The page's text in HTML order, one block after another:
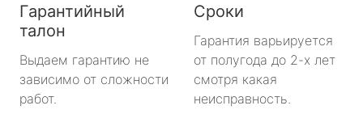
Гарантийный
талон
Выдаем гарантию не
зависимо от сложности
работ.
Сроки
Гарантия варьируется
от полугода до 2-х лет
смотря какая
неисправность.